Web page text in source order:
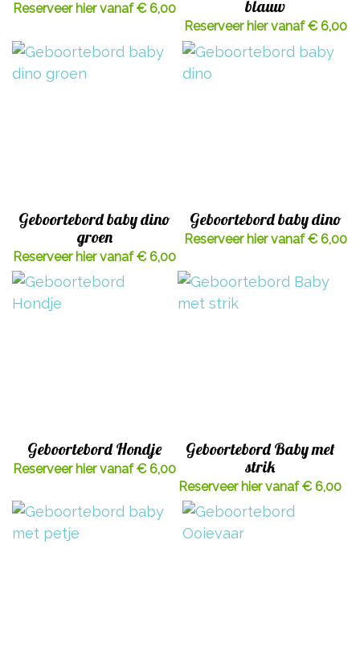
Reserveer hier vanaf € 6,00 blauw
Reserveer hier vanaf € 6,00
Geboortebord baby dino
groen
Reserveer hier vanaf € 6,00
Geboortebord baby dino
Reserveer hier vanaf € 6,00
Geboortebord Hondje
Reserveer hier vanaf € 6,00
Geboortebord Baby met
strik
Reserveer hier vanaf € 6,00